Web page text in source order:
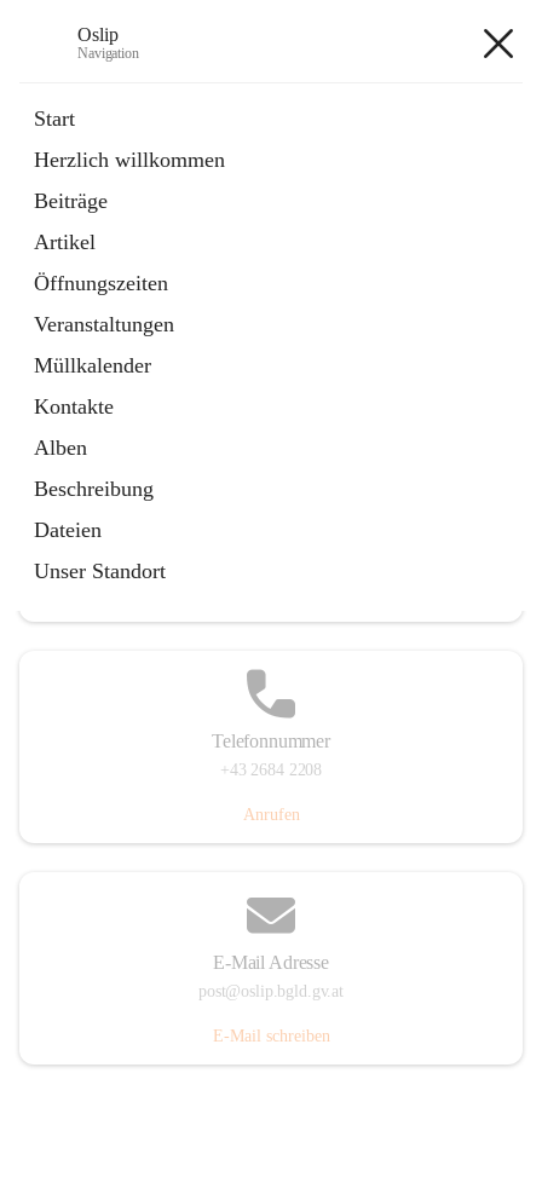
Oslip
Navigation
Start
Herzlich willkommen
Beiträge
Artikel
Öffnungszeiten
Veranstaltungen
Müllkalender
Kontakte
Alben
Beschreibung
Dateien
Unser Standort
Externe Webseite
in
Tab
Bundeskanzleramt Österreich
Externe Webseite
öffnet
in
neuem
Tab
Telefonnummer
+43 2684 2208
Anrufen
E-Mail Adresse
post@oslip.bgld.gv.at
E-Mail schreiben